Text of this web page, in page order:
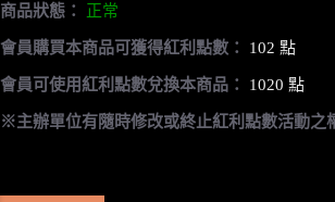
商品狀態： 正常
會員購買本商品可獲得紅利點數： 102 點
會員可使用紅利點數兌換本商品： 1020 點
※主辦單位有隨時修改或終止紅利點數活動之